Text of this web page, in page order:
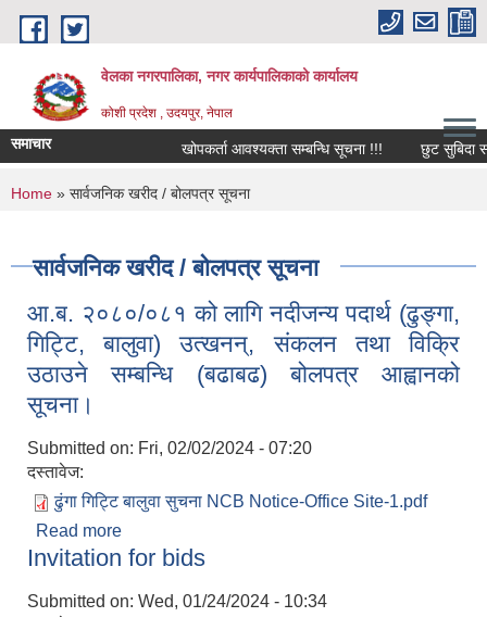
Skip to main content
वेलका नगरपालिका, नगर कार्यपालिकाको कार्यालय
कोशी प्रदेश , उदयपुर, नेपाल
समाचार खोपकर्ता आवश्यक्ता सम्बन्धि सूचना !!! छुट सुबिदा
You are here
Home » सार्वजनिक खरीद / बोलपत्र सूचना
सार्वजनिक खरीद / बोलपत्र सूचना
आ.ब. २०८०/०८१ को लागि नदीजन्य पदार्थ (ढुङ्गा,
गिट्टि, बालुवा) उत्खनन्, संकलन तथा विक्रि
उठाउने सम्बन्धि (बढाबढ) बोलपत्र आह्वानको
सूचना।
Submitted on: Fri, 02/02/2024 - 07:20
दस्तावेज:
ढुंगा गिट्टि बालुवा सुचना NCB Notice-Office Site-1.pdf
Read more
गिट्टि, बालुवा) उत्खनन्, संकलन तथा विक्रि उठाउने
Invitation for bids
Submitted on: Wed, 01/24/2024 - 10:34